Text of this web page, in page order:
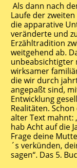
Als dann nach
Laufe der
die apparative
veränderte und
Erzähltradition
weitgehend ab.
unbeabsichtigter
wirksamer
die wir durch
angepaßt sind,
Entwicklung
Realitäten.
alter Text mahnt:
hab Acht auf die
Frage deine
´s verkünden,
sagen“. Das 5.